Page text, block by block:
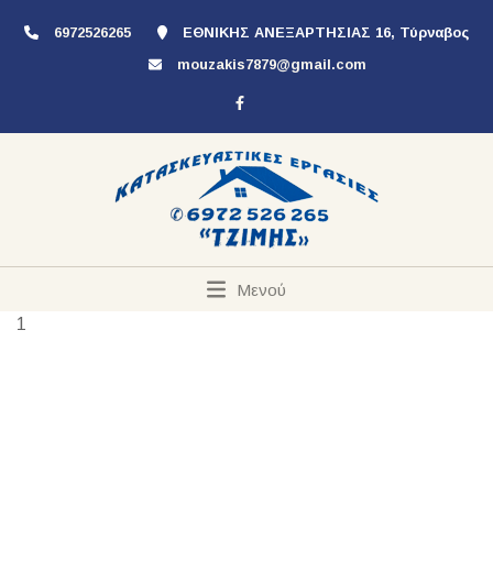
6972526265
ΕΘΝΙΚΗΣ ΑΝΕΞΑΡΤΗΣΙΑΣ 16, Τύρναβος
mouzakis7879@gmail.com
Μενού
1